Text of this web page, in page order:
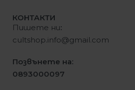
КОНТАКТИ
Пишете ни:
cultshop.info@gmail.com
Позвънете на:
0893000097